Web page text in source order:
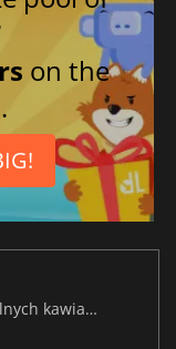
on the
Coffee Talk Tokyo przenosi serię przytulnych kawiarni do Japonii